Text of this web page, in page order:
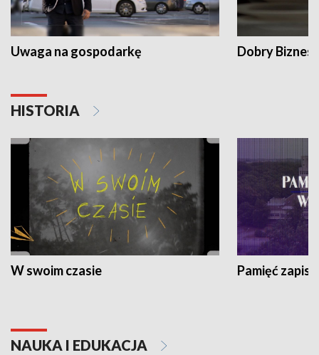
Uwaga na gospodarkę Dobry Biznes
HISTORIA
W swoim czasie Pamięć
NAUKA I EDUKACJA